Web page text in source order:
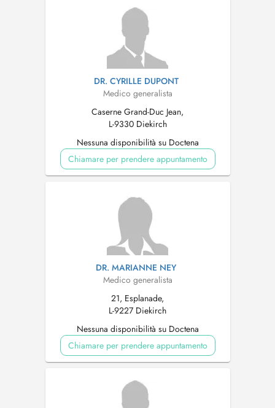
DR. CYRILLE DUPONT
Medico generalista
Caserne Grand-Duc Jean,
L-9330 Diekirch
Nessuna disponibilità su Doctena
Chiamare per prendere appuntamento
DR. MARIANNE NEY
Medico generalista
21, Esplanade,
L-9227 Diekirch
Nessuna disponibilità su Doctena
Chiamare per prendere appuntamento